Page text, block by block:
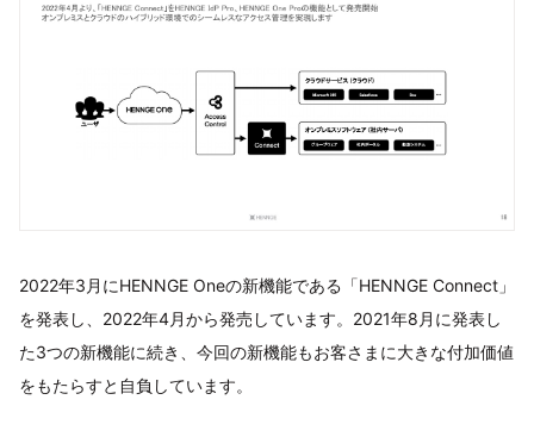
2022年3月にHENNGE Oneの新機能である「HENNGE Connect」
を発表し、2022年4月から発売しています。2021年8月に発表し
た3つの新機能に続き、今回の新機能もお客さまに大きな付加価値
をもたらすと自負しています。